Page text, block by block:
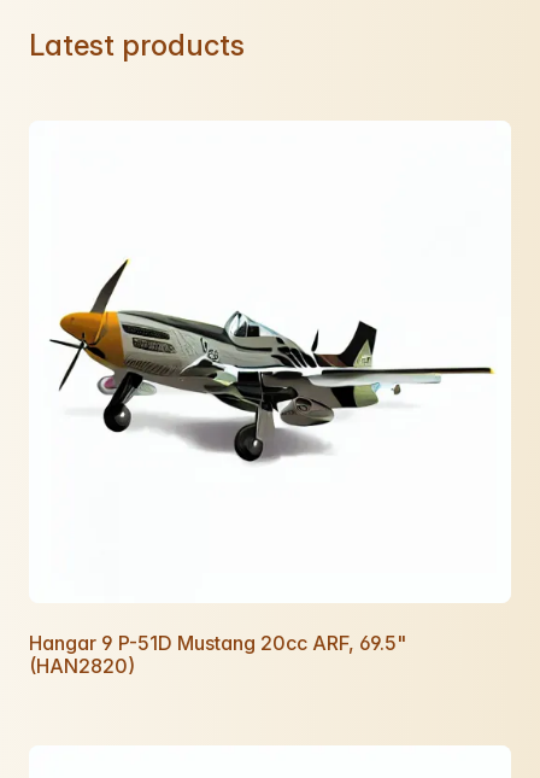
Latest products
Hangar 9 P-51D Mustang 20cc ARF, 69.5"
(HAN2820)